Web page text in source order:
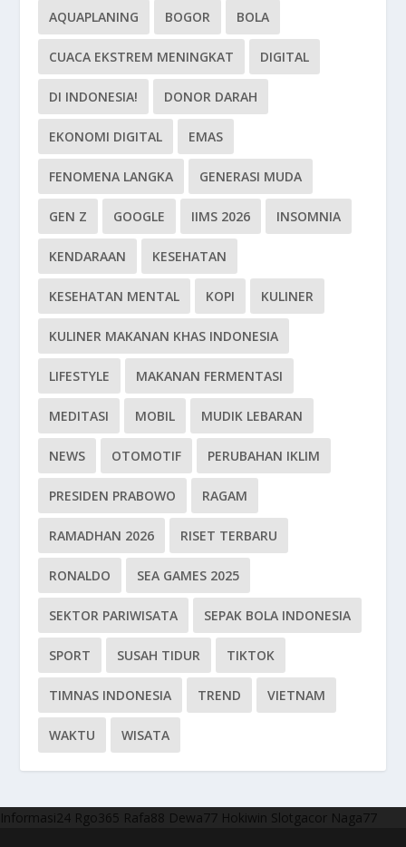
AQUAPLANING BOGOR BOLA
CUACA EKSTREM MENINGKAT DIGITAL
DI INDONESIA! DONOR DARAH
EKONOMI DIGITAL EMAS
FENOMENA LANGKA GENERASI MUDA
GEN Z GOOGLE IIMS 2026 INSOMNIA
KENDARAAN KESEHATAN
KESEHATAN MENTAL KOPI KULINER
KULINER MAKANAN KHAS INDONESIA
LIFESTYLE MAKANAN FERMENTASI
MEDITASI MOBIL MUDIK LEBARAN
NEWS OTOMOTIF PERUBAHAN IKLIM
PRESIDEN PRABOWO RAGAM
RAMADHAN 2026 RISET TERBARU
RONALDO SEA GAMES 2025
SEKTOR PARIWISATA SEPAK BOLA INDONESIA
SPORT SUSAH TIDUR TIKTOK
TIMNAS INDONESIA TREND VIETNAM
WAKTU WISATA
Informasi24 Rgo365 Rafa88 Dewa77 Hokiwin Slotgacor Naga77